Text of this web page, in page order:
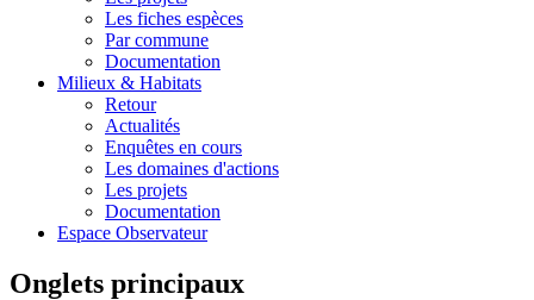
Les fiches espèces
Par commune
Documentation
Milieux & Habitats
Retour
Actualités
Enquêtes en cours
Les domaines d'actions
Les projets
Documentation
Espace Observateur
Onglets principaux